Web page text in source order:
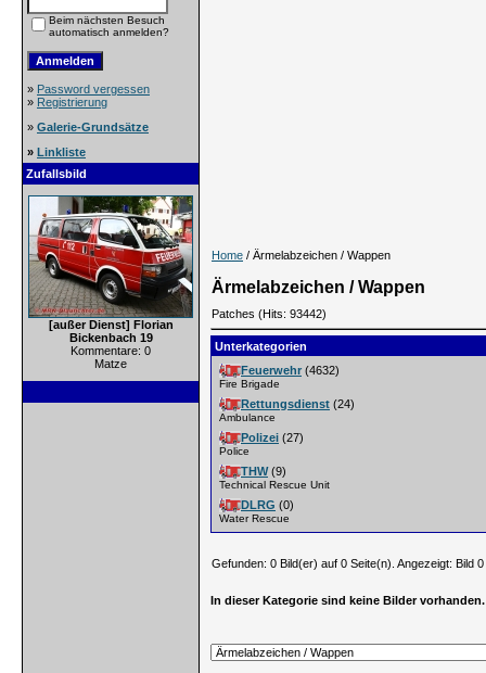
Beim nächsten Besuch
automatisch anmelden?
» Password vergessen
» Registrierung
» Galerie-Grundsätze
» Linkliste
Zufallsbild
[außer Dienst] Florian
Bickenbach 19
Kommentare: 0
Matze
Home / Ärmelabzeichen / Wappen
Ärmelabzeichen / Wappen
Patches (Hits: 93442)
Unterkategorien
Feuerwehr (4632)
Fire Brigade
Rettungsdienst (24)
Ambulance
Polizei (27)
Police
THW(9)
Technical Rescue Unit
DLRG (0)
Water Rescue
Gefunden: 0 Bild(er) auf 0 Seite(n). Angezeigt: Bild
In dieser Kategorie sind keine Bilder vorhanden.